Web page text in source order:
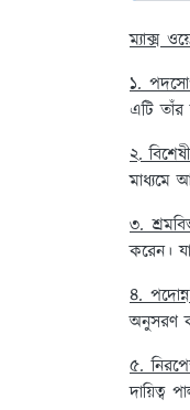
ম্যাক্স
১.
এটি তাঁর
২.
মাধ্যমে
৩.
করেন।
৪.
অনুসরণ
৫.
দায়িত্ব